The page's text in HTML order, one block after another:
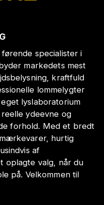
specialister i
markedets mest
kraftfuld
lommelygter
lyslaboratorium
ydeevne og
forhold. Med et bredt
hurtig
af
oplagte valg, når du
på. Velkommen til